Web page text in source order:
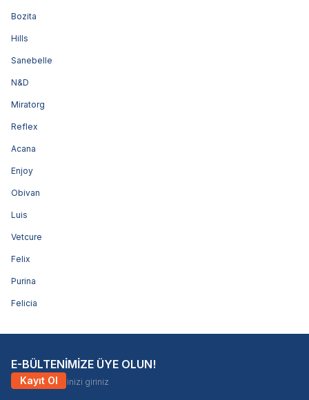
Bozita
Hills
Sanebelle
N&D
Miratorg
Reflex
Acana
Enjoy
Obivan
Luis
Vetcure
Felix
Purina
Felicia
E-BÜLTENİMİZE ÜYE OLUN!
Kayıt Ol